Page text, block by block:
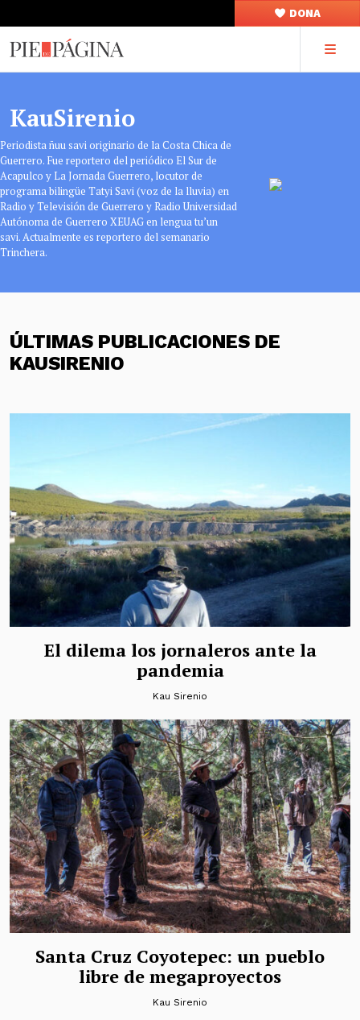
DONA
KauSirenio
Periodista ñuu savi originario de la Costa Chica de
Guerrero. Fue reportero del periódico El Sur de
Acapulco y La Jornada Guerrero, locutor de
programa bilingüe Tatyi Savi (voz de la lluvia) en
Radio y Televisión de Guerrero y Radio Universidad
Autónoma de Guerrero XEUAG en lengua tu’un
savi. Actualmente es reportero del semanario
Trinchera.
ÚLTIMAS PUBLICACIONES DE
KAUSIRENIO
El dilema los jornaleros ante la
pandemia
Kau Sirenio
Santa Cruz Coyotepec: un pueblo
libre de megaproyectos
Kau Sirenio